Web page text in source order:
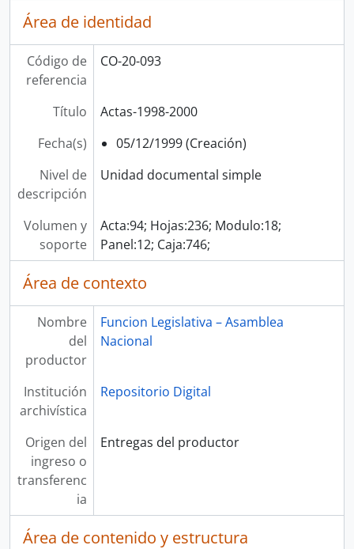
Área de identidad
Código de
referencia
CO-20-093
Título
Actas-1998-2000
Fecha(s)
05/12/1999 (Creación)
Nivel de
descripción
Unidad documental simple
Volumen y
soporte
Acta:94; Hojas:236; Modulo:18;
Panel:12; Caja:746;
Área de contexto
Nombre
del
productor
Funcion Legislativa – Asamblea
Nacional
Institución
archivística
Repositorio Digital
Origen del
ingreso o
transferenc
ia
Entregas del productor
Área de contenido y estructura